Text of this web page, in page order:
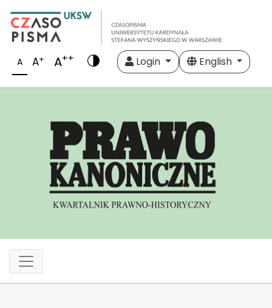
A A+ A++ Login English